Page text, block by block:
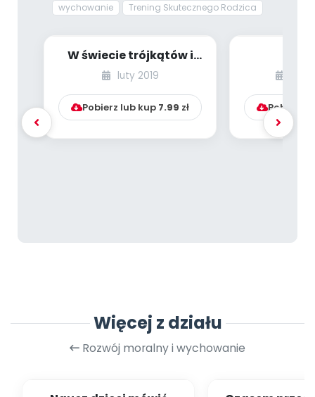
wychowanie
Trening Skutecznego Rodzica
W świecie trójkątów i
nie tylko… [PBP - dzieci
starsze ...
luty 2019
Pobierz lub kup 7.99 zł Pobierz
Więcej z działu
Rozwój moralny i wychowanie